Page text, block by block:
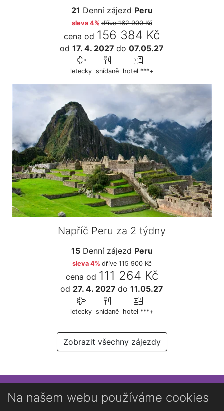
21 Denní zájezd Peru
sleva 4% dříve162 900 Kč
cena od 156 384 Kč
od 17. 4. 2027 do 07.05.27
letecky snídaně hotel ***+
Napříč Peru za 2 týdny
15Denní zájezd Peru
sleva 4% dříve115 900 Kč
cena od 111 264 Kč
od 27. 4. 2027 do 11.05.27
letecky snídaně hotel ***+
Zobrazit všechny zájezdy
Přihlaste se k newsletteru
Chcete dostávat občasné novinky o Kutné Hoře?
Na našem webu používáme cookies